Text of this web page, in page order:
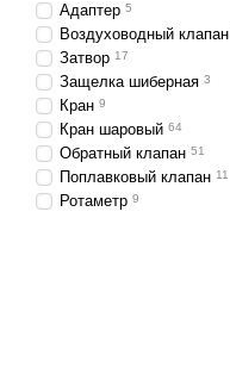
Адаптер 5
Воздуховодный клапан
Затвор 17
Защелка шиберная 3
Кран 9
Кран шаровый 64
Обратный клапан 51
Поплавковый клапан 11
Ротаметр 9